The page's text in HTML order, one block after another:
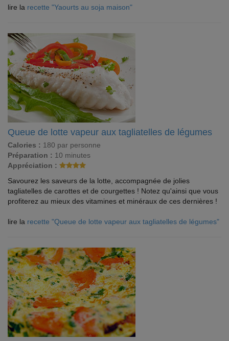
lire la recette "Yaourts au soja maison"
Queue de lotte vapeur aux tagliatelles de légumes
Calories : 180 par personne
Préparation : 10 minutes
Appréciation :
Savourez les saveurs de la lotte, accompagnée de jolies
tagliatelles de carottes et de courgettes ! Notez qu'ainsi que vous
profiterez au mieux des vitamines et minéraux de ces dernières !
lire la recette "Queue de lotte vapeur aux tagliatelles de légumes"